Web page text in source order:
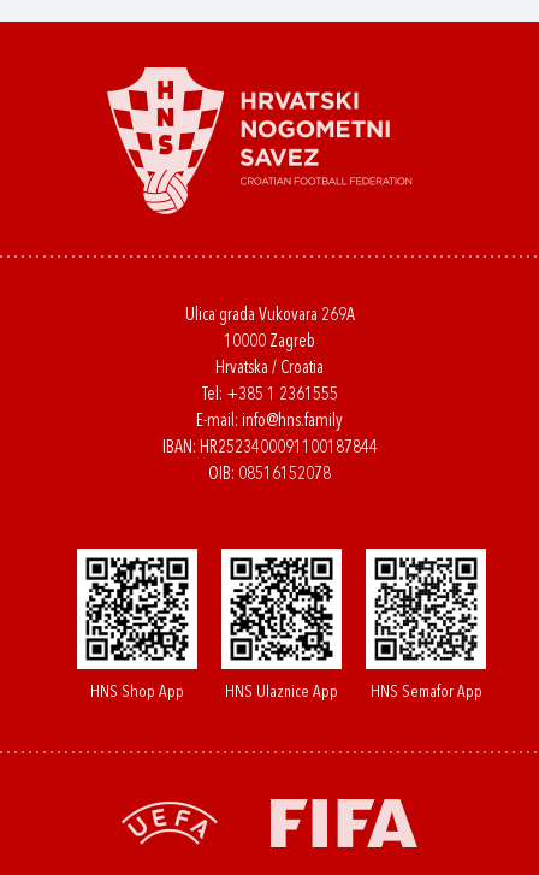
Ulica grada Vukovara 269A
10000 Zagreb
Hrvatska / Croatia
Tel: +385 1 2361555
E-mail: info@hns.family
IBAN: HR2523400091100187844
OIB: 08516152078
HNS Shop App HNS Ulaznice App HNS Semafor App